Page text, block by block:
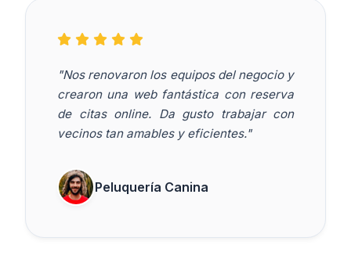
"Nos renovaron los equipos del negocio y
crearon una web fantástica con reserva
de citas online. Da gusto trabajar con
vecinos tan amables y eficientes."
Peluquería Canina